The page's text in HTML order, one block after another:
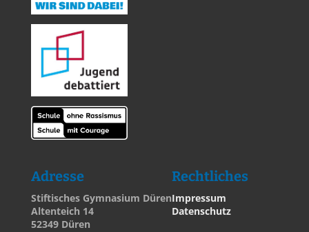
Adresse
Stiftisches Gymnasium Düren
Altenteich 14
52349 Düren
Rechtliches
Impressum
Datenschutz